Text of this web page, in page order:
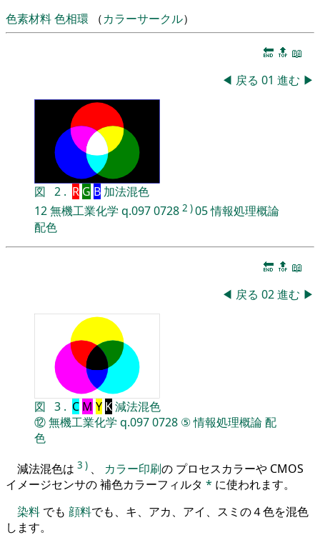
色素材料色相環 （カラーサークル）
🔚 🔝 📖
◀ 戻る 01 進む ▶
図 2 . R G B加法混色
12無機工業化学 q.0970728 2 )05情報処理概論
配色
🔚 🔝 📖
◀ 戻る 02進む ▶
図 3 . C M Y K減法混色
⑫無機工業化学 q.0970728 ⑤情報処理概論配
色
減法混色は 3 ) 、 カラー印刷の プロセスカラーや CMOS
イメージセンサの 補色カラーフィルタ * に使われます。
染料 でも 顔料でも、キ、アカ、アイ、スミの４色を混色
します。